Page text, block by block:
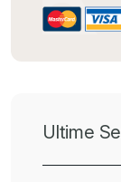
Ultime